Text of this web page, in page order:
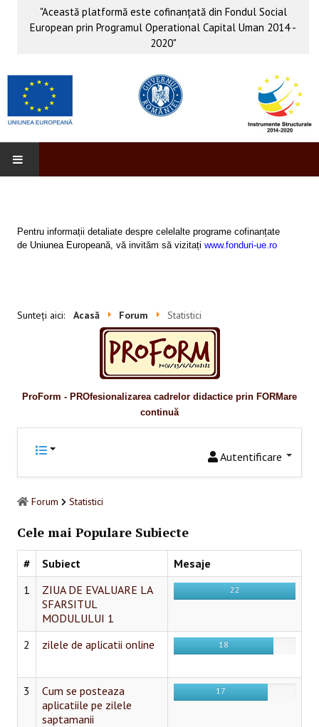
"Această platformă este cofinanţată din Fondul Social
European prin Programul Operational Capital Uman 2014 -
2020"
INFO & PUB
Promovare
RESURSE EDUCAŢIONALE
Pentru management instituțional
BUNE PRACTICI
Pentru educație incluzivă
Pentru capacitate instituţională
ACCES BLACKBOARD
FORUM
CAMPANIE ONLINE
SESIUNI ONLINE
CONTACT
Pentru informații detaliate despre celelalte programe cofinanțate
de Uniunea Europeană, vă invităm să vizitați www.fonduri-ue.ro
Sunteți aici: Acasă Forum Statistici
ProForm - PROfesionalizarea cadrelor didactice prin FORMare
continuă
Autentificare
Forum Statistici
Cele mai Populare Subiecte
# Subiect
Mesaje
1
ZIUA DE EVALUARE LA
SFARSITUL
MODULULUI 1
22
2 zilele de aplicatii online 18
3
Cum se posteaza
aplicatiile pe zilele
saptamanii
17